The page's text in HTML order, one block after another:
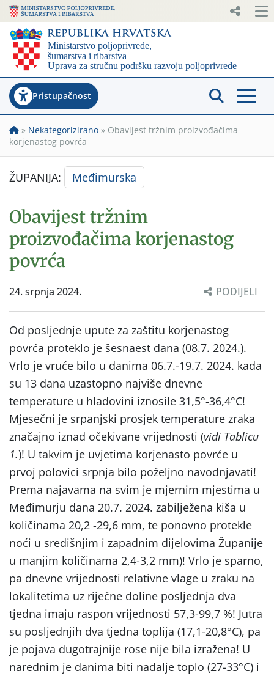
Pristupačnost
» Nekategorizirano » Obavijest tržnim proizvođačima
korjenastog povrća
ŽUPANIJA: Međimurska
Obavijest tržnim
proizvođačima korjenastog
povrća
24. srpnja 2024. PODIJELI
Od posljednje upute za zaštitu korjenastog
povrća proteklo je šesnaest dana (08.7. 2024.).
Vrlo je vruće bilo u danima 06.7.-19.7. 2024. kada
su 13 dana uzastopno najviše dnevne
temperature u hladovini iznosile 31,5°-36,4°C!
Mjesečni je srpanjski prosjek temperature zraka
značajno iznad očekivane vrijednosti (vidi Tablicu
1.)! U takvim je uvjetima korjenasto povrće u
prvoj polovici srpnja bilo poželjno navodnjavati!
Prema najavama na svim je mjernim mjestima u
Međimurju dana 20.7. 2024. zabilježena kiša u
količinama 20,2 -29,6 mm, te ponovno protekle
noći u središnjim i zapadnim dijelovima Županije
u manjim količinama 2,4-3,2 mm)! Vrlo je sparno,
pa dnevne vrijednosti relativne vlage u zraku na
lokalitetima uz riječne doline posljednja dva
tjedna imaju raspon vrijednosti 57,3-99,7 %! Jutra
su posljednjih dva tjedna toplija (17,1-20,8°C), pa
je pojava dugotrajnije rose nije bila izražena! U
narednim je danima biti nadalje toplo (27-33°C) i